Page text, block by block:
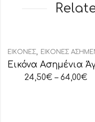
ΕΙΚΌΝΕΣ, ΕΙΚΌΝΕΣ ΑΣΗΜΈΝΙΕΣ
24,50€ – 64,00€